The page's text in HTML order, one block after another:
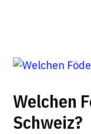
Welchen
Schweiz?